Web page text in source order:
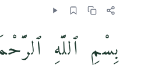
بِسْمِ ٱللَّهِ